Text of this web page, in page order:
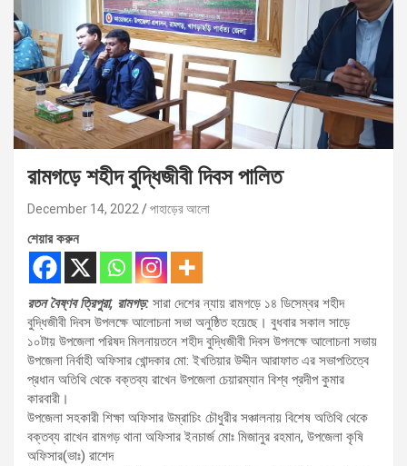
রামগড়ে শহীদ বুদ্ধিজীবী দিবস পালিত
December 14, 2022 পাহাড়ের আলো
শেয়ার করুন
রতন বৈষ্ণব ত্রিপুরা, রামগড়: সারা দেশের ন্যায় রামগড়ে ১৪ ডিসেম্বর শহীদ
বুদ্ধিজীবী দিবস উপলক্ষে আলোচনা সভা অনুষ্ঠিত হয়েছে। বুধবার সকাল সাড়ে
১০টায় উপজেলা পরিষদ মিলনায়তনে শহীদ বুদ্ধিজীবী দিবস উপলক্ষে আলোচনা সভায়
উপজেলা নির্বাহী অফিসার খোন্দকার মো: ইখতিয়ার উদ্দীন আরাফাত এর সভাপতিত্বে
প্রধান অতিথি থেকে বক্তব্য রাখেন উপজেলা চেয়ারম্যান বিশ্ব প্রদীপ কুমার
কারবারী।
উপজেলা সহকারী শিক্ষা অফিসার উম্রাচিং চৌধুরীর সঞ্চালনায় বিশেষ অতিথি থেকে
বক্তব্য রাখেন রামগড় থানা অফিসার ইনচার্জ মোঃ মিজানুর রহমান, উপজেলা কৃষি
অফিসার(ভাঃ) রাশেদ